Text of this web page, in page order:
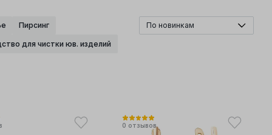
Пирсинг
для чистки юв. изделий
По новинкам
0 отзывов